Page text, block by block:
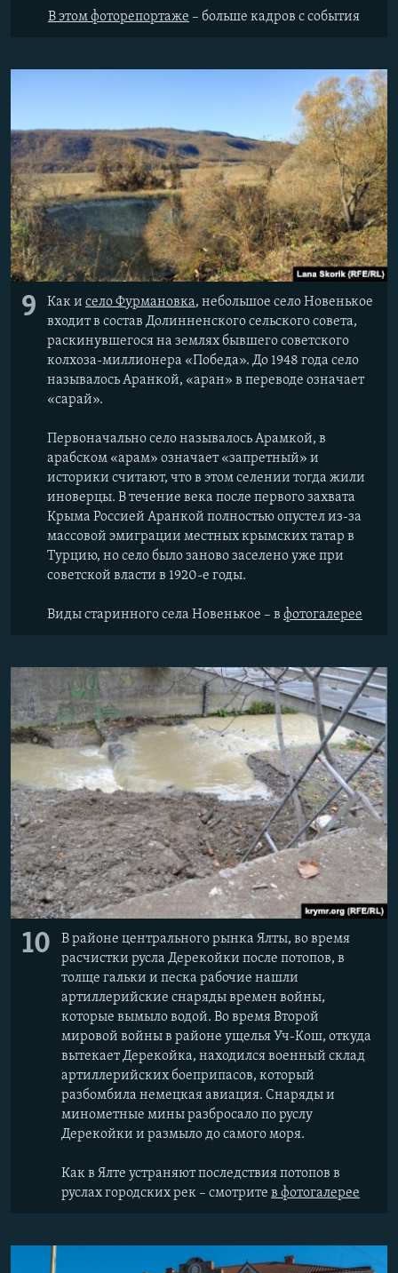
В этом фоторепортаже – больше кадров с события
9 Как и село Фурмановка, небольшое село Новенькое
входит в состав Долинненского сельского совета,
раскинувшегося на землях бывшего советского
колхоза-миллионера «Победа». До 1948 года село
называлось Аранкой, «аран» в переводе означает
«сарай».
Первоначально село называлось Арамкой, в
арабском «арам» означает «запретный» и
историки считают, что в этом селении тогда жили
иноверцы. В течение века после первого захвата
Крыма Россией Аранкой полностью опустел из-за
массовой эмиграции местных крымских татар в
Турцию, но село было заново заселено уже при
советской власти в 1920-е годы.
Виды старинного села Новенькое – в фотогалерее
10
В районе центрального рынка Ялты, во время
расчистки русла Дерекойки после потопов, в
толще гальки и песка рабочие нашли
артиллерийские снаряды времен войны,
которые вымыло водой. Во время Второй
мировой войны в районе ущелья Уч-Кош, откуда
вытекает Дерекойка, находился военный склад
артиллерийских боеприпасов, который
разбомбила немецкая авиация. Снаряды и
минометные мины разбросало по руслу
Дерекойки и размыло до самого моря.
Как в Ялте устраняют последствия потопов в
руслах городских рек – смотрите в фотогалерее